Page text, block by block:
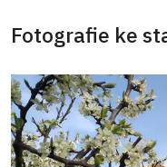
Fotografie ke